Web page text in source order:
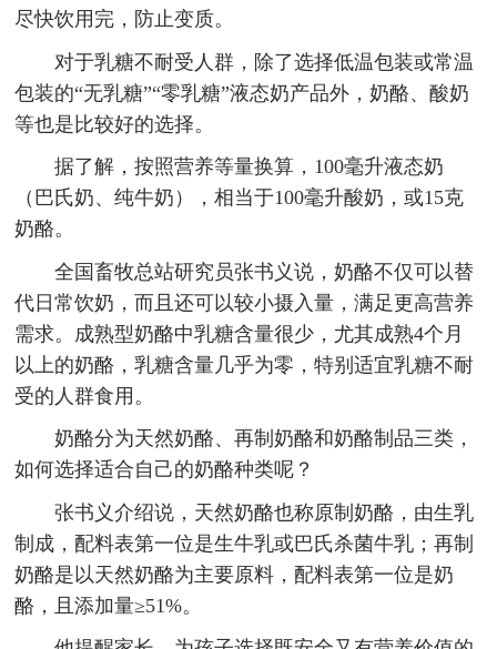
尽快饮用完，防止变质。
对于乳糖不耐受人群，除了选择低温包装或常温
包装的“无乳糖”“零乳糖”液态奶产品外，奶酪、酸奶
等也是比较好的选择。
据了解，按照营养等量换算，100毫升液态奶
（巴氏奶、纯牛奶），相当于100毫升酸奶，或15克
奶酪。
全国畜牧总站研究员张书义说，奶酪不仅可以替
代日常饮奶，而且还可以较小摄入量，满足更高营养
需求。成熟型奶酪中乳糖含量很少，尤其成熟4个月
以上的奶酪，乳糖含量几乎为零，特别适宜乳糖不耐
受的人群食用。
奶酪分为天然奶酪、再制奶酪和奶酪制品三类，
如何选择适合自己的奶酪种类呢？
张书义介绍说，天然奶酪也称原制奶酪，由生乳
制成，配料表第一位是生牛乳或巴氏杀菌牛乳；再制
奶酪是以天然奶酪为主要原料，配料表第一位是奶
酪，且添加量≥51%。